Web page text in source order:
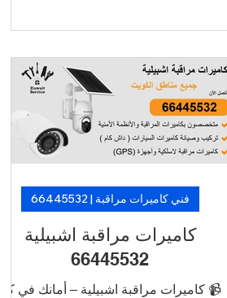
نفس اليوم 📞 اطلب الآن خدمة تركيب
كاميرات في الأحمدي بأسعار منافسة
وتركيب سريع من فنيين متخصصين. 🛡️ لأن
الأمان ما فيه تأجيل… خلّ الكاميرات تشتغل،
وارتاح!
كاميرات مراقبة اشبيلية
66445532
📹 كاميرات مراقبة اشبيلية – أمانك في كل
فني كاميرات مراقبة | 66445532